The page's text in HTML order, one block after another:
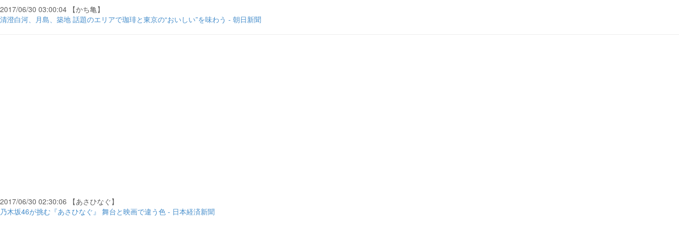
2017/06/30 03:00:04 【かち亀】
清澄白河、月島、築地 話題のエリアで珈琲と東京の“おいしい”を味わう - 朝日新聞
2017/06/30 02:30:06 【あさひなぐ】
乃木坂46が挑む『あさひなぐ』 舞台と映画で違う色 - 日本経済新聞